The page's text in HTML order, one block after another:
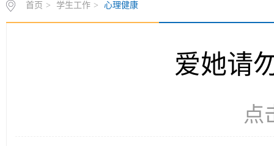
首页 > 学生工作 > 心理健康
爱她请
点